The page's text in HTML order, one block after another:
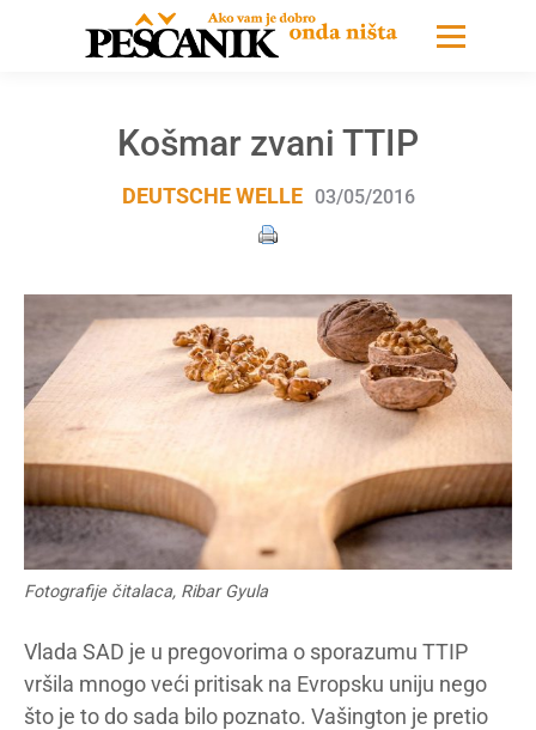
Košmar zvani TTIP
DEUTSCHE WELLE 03/05/2016
Fotografije čitalaca, Ribar Gyula
Vlada SAD je u pregovorima o sporazumu TTIP
vršila mnogo veći pritisak na Evropsku uniju nego
što je to do sada bilo poznato. Vašington je pretio